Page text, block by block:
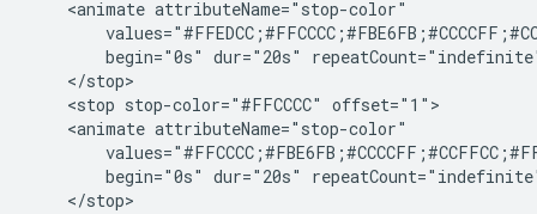
    <animate attributeName="stop-color"
begin="0s" dur="20s"
    </stop>
    <stop stop-color="#FFCCCC" offset="1">
    <animate attributeName="stop-color"
begin="0s" dur="20s"
    </stop>